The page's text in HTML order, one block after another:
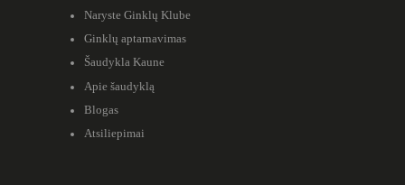
Naryste Ginklų Klube
Ginklų aptarnavimas
Šaudykla Kaune
Apie šaudyklą
Blogas
Atsiliepimai